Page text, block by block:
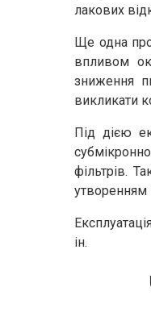
лакових
Ще одна
впливом
зниження
викликати
Під дією
фільтрів.
ін.